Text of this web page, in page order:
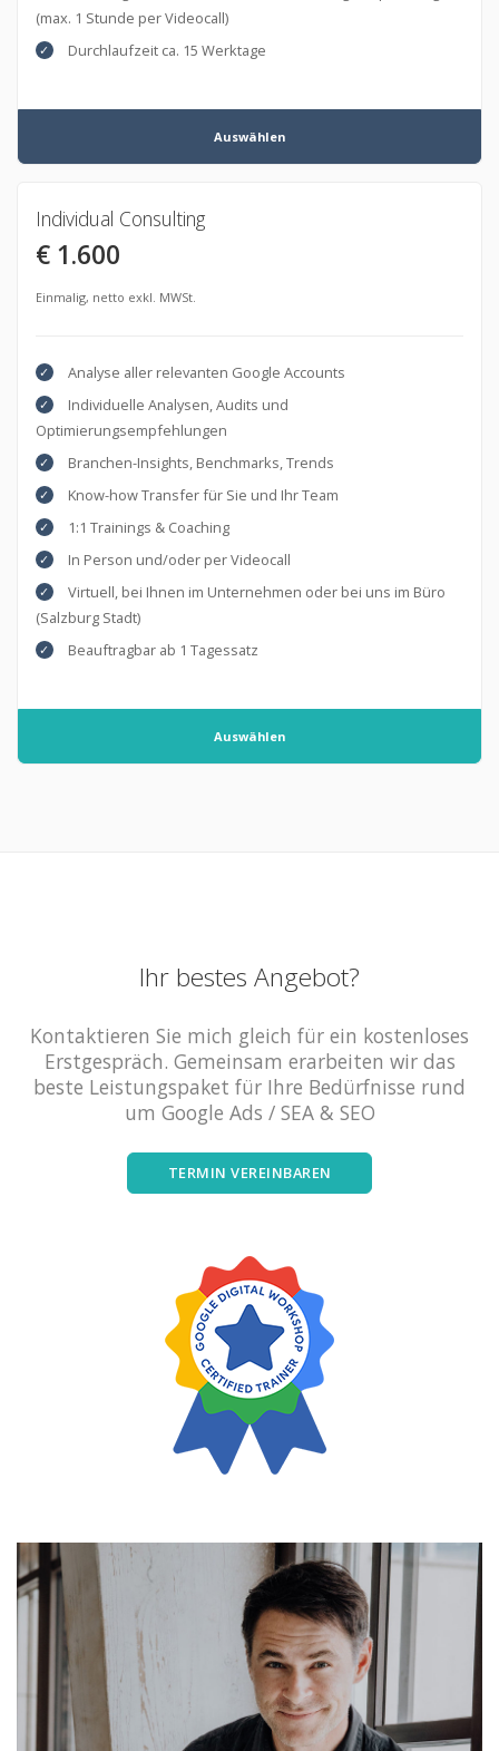
(max. 1 Stunde per Videocall)
Durchlaufzeit ca. 15 Werktage
Auswählen
Individual Consulting
€ 1.600
Einmalig, netto exkl. MWSt.
Analyse aller relevanten Google Accounts
Individuelle Analysen, Audits und
Optimierungsempfehlungen
Branchen-Insights, Benchmarks, Trends
Know-how Transfer für Sie und Ihr Team
1:1 Trainings & Coaching
In Person und/oder per Videocall
Virtuell, bei Ihnen im Unternehmen oder bei uns im Büro
(Salzburg Stadt)
Beauftragbar ab 1 Tagessatz
Auswählen
Ihr bestes Angebot?
Kontaktieren Sie mich gleich für ein kostenloses
Erstgespräch. Gemeinsam erarbeiten wir das
beste Leistungspaket für Ihre Bedürfnisse rund
um Google Ads / SEA & SEO
TERMIN VEREINBAREN